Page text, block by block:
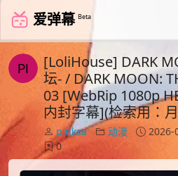
爱弹幕 Beta
[LoliHouse] DARK
坛- / DARK MOON:
03 [WebRip 1080p
内封字幕](检索用：
pinksa 动漫 2026-
0